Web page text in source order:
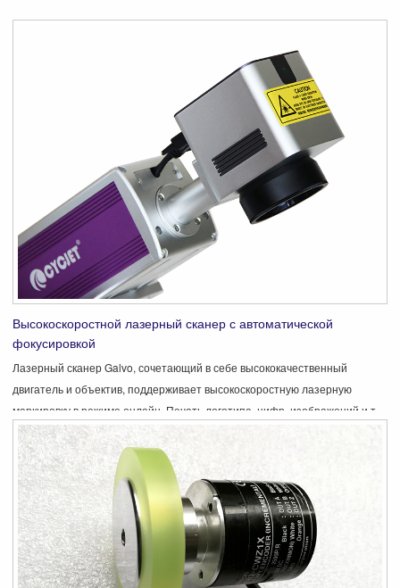
Высокоскоростной лазерный сканер с автоматической
фокусировкой
Лазерный сканер Galvo, сочетающий в себе высококачественный
двигатель и объектив, поддерживает высокоскоростную лазерную
маркировку в режиме онлайн. Печать логотипа, цифр, изображений и т.
Д. Система автофокуса, легко найти правильный фокус, когда два
красных указателя сходятся вместе.